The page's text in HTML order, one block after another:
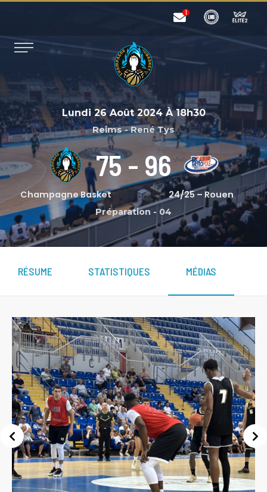
Lundi 26 Août 2024À 18h30
Reims - René Tys
Champagne Basket
75- 96
24/25 – Rouen
Préparation - 04
RÉSUME STATISTIQUES MÉDIAS